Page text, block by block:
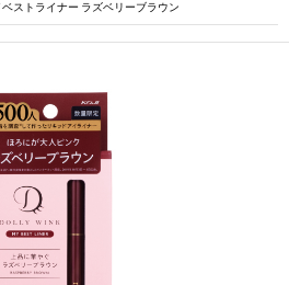
ベストライナー ラズベリーブラウン